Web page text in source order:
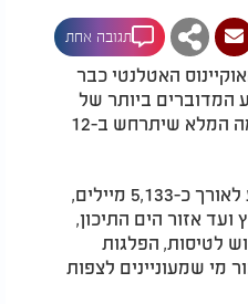
תגובה אחת
האטלנטי כבר
המדוברים ביותר של
השנים האחרונות: ליקוי החמה המלא שיתרחש ב-12
מסלול הליקוי צפוי להשתרע לאורך כ-5,133 מיילים,
אזור הים התיכון,
לטיסות, הפלגות
מי שמעוניינים לצפות